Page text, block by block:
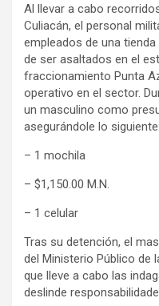
Al llevar a cabo
Culiacán, el personal
empleados de una
de ser asaltados en el
fraccionamiento Punta
operativo en el sector.
un masculino como
asegurándole lo siguiente:
– 1 mochila
– $1,150.00 M.N.
– 1 celular
Tras su detención, el
del Ministerio Público de
que lleve a cabo las
deslinde